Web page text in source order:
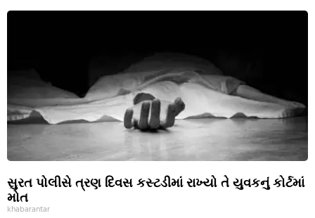
સુરત પોલીસે ત્રણ દિવસ કસ્ટડીમાં રાખ્યો તે યુવકનું કોર્ટમાં
મોત
khabarantar